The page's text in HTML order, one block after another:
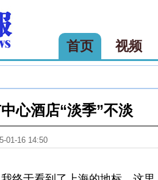
首页 视频
心酒店“淡季”不淡
01-16 14:50